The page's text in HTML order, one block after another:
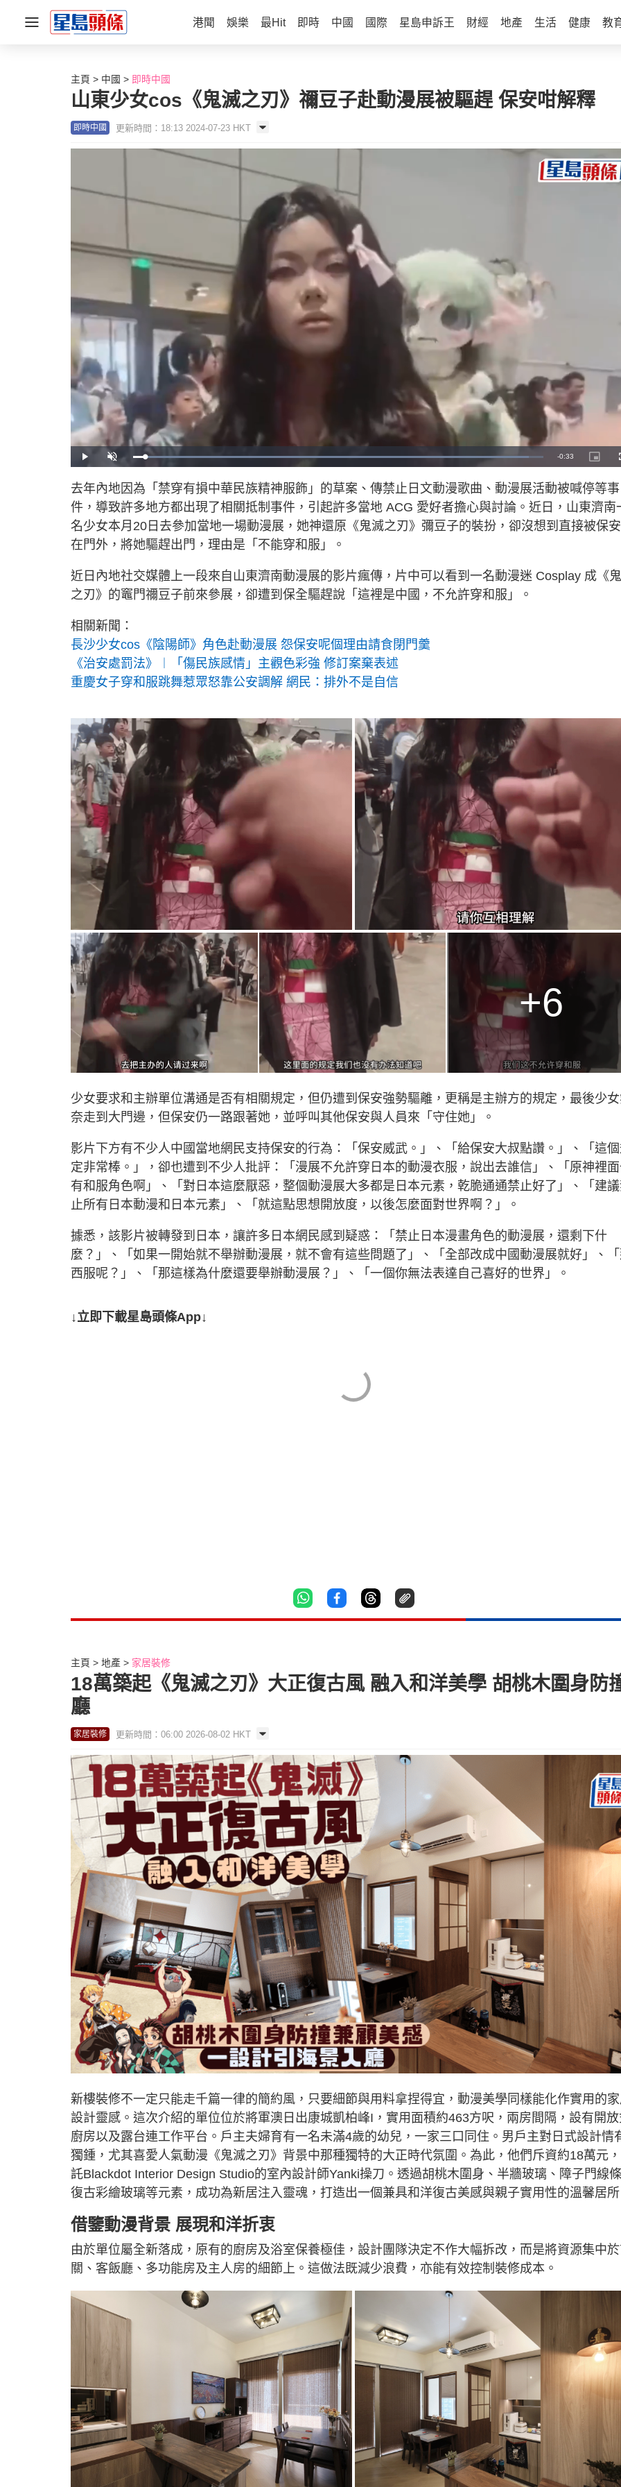
港聞 娛樂 最Hit 即時 中國 國際 星島申訴王 財經 地產 生活 健康 教
主頁 中國 即時中國
山東少女cos《鬼滅之刃》禰豆子赴動漫展被驅趕 保安咁解釋
即時中國 更新時間：18:13 2024-07-23 HKT
P
l
y
U
n
u
t
e
L
o
e
d
:
9
6
.
4
%
R
a
i
-0:33
P
i
u
e
-
i
n
-
r
e
去年內地因為「禁穿有損中華民族精神服飾」的草案、傳禁止日文動漫歌曲、動漫展活動被喊停等事
件，導致許多地方都出現了相關抵制事件，引起許多當地 ACG 愛好者擔心與討論。近日，山東濟南
名少女本月20日去參加當地一場動漫展，她神還原《鬼滅之刃》彌豆子的裝扮，卻沒想到直接被保
在門外，將她驅趕出門，理由是「不能穿和服」。
近日內地社交媒體上一段來自山東濟南動漫展的影片瘋傳，片中可以看到一名動漫迷 Cosplay 成《
之刃》的竈門禰豆子前來參展，卻遭到保全驅趕說「這裡是中國，不允許穿和服」。
相關新聞：
長沙少女cos《陰陽師》角色赴動漫展 怨保安呢個理由請食閉門羹
《治安處罰法》︱「傷民族感情」主觀色彩強 修訂案棄表述
重慶女子穿和服跳舞惹眾怒靠公安調解 網民：排外不是自信
+6
少女要求和主辦單位溝通是否有相關規定，但仍遭到保安強勢驅離，更稱是主辦方的規定，最後少
奈走到大門邊，但保安仍一路跟著她，並呼叫其他保安與人員來「守住她」。
影片下方有不少人中國當地網民支持保安的行為：「保安威武。」、「給保安大叔點讚。」、「這
定非常棒。」，卻也遭到不少人批評：「漫展不允許穿日本的動漫衣服，說出去誰信」、「原神裡
有和服角色啊」、「對日本這麼厭惡，整個動漫展大多都是日本元素，乾脆通通禁止好了」、「建
止所有日本動漫和日本元素」、「就這點思想開放度，以後怎麼面對世界啊？」。
據悉，該影片被轉發到日本，讓許多日本網民感到疑惑：「禁止日本漫畫角色的動漫展，還剩下什
麼？」、「如果一開始就不舉辦動漫展，就不會有這些問題了」、「全部改成中國動漫展就好」、
西服呢？」、「那這樣為什麼還要舉辦動漫展？」、「一個你無法表達自己喜好的世界」。
↓立即下載星島頭條App↓
主頁 地產 家居裝修
18萬築起《鬼滅之刃》大正復古風 融入和洋美學 胡桃木圍身防
廳
家居裝修 更新時間：06:00 2026-08-02 HKT
新樓裝修不一定只能走千篇一律的簡約風，只要細節與用料拿捏得宜，動漫美學同樣能化作實用的
設計靈感。這次介紹的單位位於將軍澳日出康城凱柏峰I，實用面積約463方呎，兩房間隔，設有開
廚房以及露台連工作平台。戶主夫婦育有一名未滿4歲的幼兒，一家三口同住。男戶主對日式設計情
獨鍾，尤其喜愛人氣動漫《鬼滅之刃》背景中那種獨特的大正時代氛圍。為此，他們斥資約18萬元
託Blackdot Interior Design Studio的室內設計師Yanki操刀。透過胡桃木圍身、半牆玻璃、障子門線
復古彩繪玻璃等元素，成功為新居注入靈魂，打造出一個兼具和洋復古美感與親子實用性的溫馨居
借鑒動漫背景 展現和洋折衷
由於單位屬全新落成，原有的廚房及浴室保養極佳，設計團隊決定不作大幅拆改，而是將資源集中
關、客飯廳、多功能房及主人房的細節上。這做法既減少浪費，亦能有效控制裝修成本。